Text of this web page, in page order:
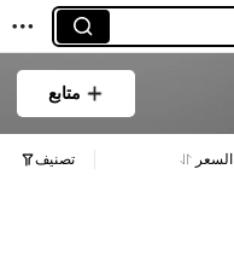
متابع
السعر تصنيف